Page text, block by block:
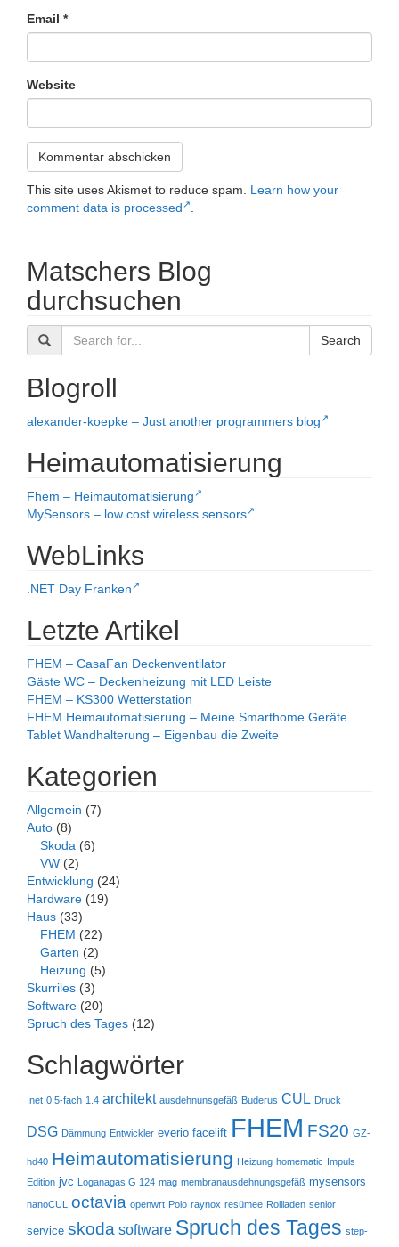
Email *
Website
This site uses Akismet to reduce spam. Learn how your
comment data is processed
.
Matschers Blog
durchsuchen
Search
Blogroll
alexander-koepke – Just another programmers blog
Heimautomatisierung
Fhem – Heimautomatisierung
MySensors – low cost wireless sensors
WebLinks
.NET Day Franken
Letzte Artikel
FHEM – CasaFan Deckenventilator
Gäste WC – Deckenheizung mit LED Leiste
FHEM – KS300 Wetterstation
FHEM Heimautomatisierung – Meine Smarthome Geräte
Tablet Wandhalterung – Eigenbau die Zweite
Kategorien
Allgemein (7)
Auto (8)
Skoda (6)
VW (2)
Entwicklung (24)
Hardware (19)
Haus (33)
FHEM (22)
Garten (2)
Heizung (5)
Skurriles (3)
Software (20)
Spruch des Tages (12)
Schlagwörter
.net 0.5-fach 1.4 architekt ausdehnunsgefäß Buderus CUL Druck
DSG Dämmung Entwickler everio facelift FHEM FS20 GZ-
hd40 Heimautomatisierung Heizung homematic
Impuls
Edition jvc Loganagas G 124 mag membranausdehnungsgefäß mysensors
nanoCUL octavia openwrt Polo raynox resümee Rollladen senior
service skoda software Spruch des Tages step-